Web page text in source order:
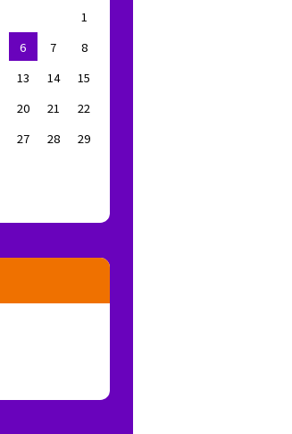
1
6 7
8
13 14
15
20 21
22
27 28
29